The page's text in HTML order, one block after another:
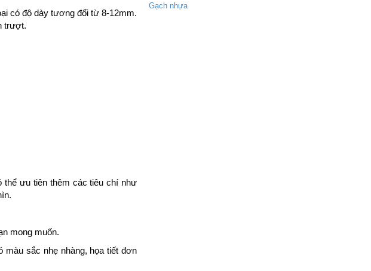
có độ dày tương đối từ 8-12mm.
trượt.
thể ưu tiên thêm các tiêu chí như
mong muốn.
màu sắc nhẹ nhàng, họa tiết đơn
Gạch nhựa